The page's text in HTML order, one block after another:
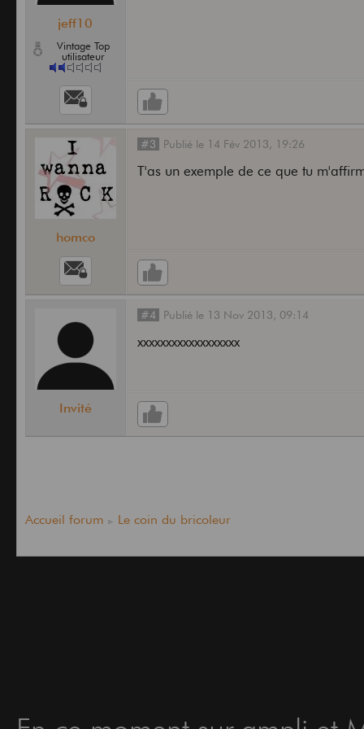
jeff10
Vintage Top
utilisateur
homco
#3 Publié le 14 Fév 2013, 19:26
T'as un exemple de ce que tu
Invité
#4 Publié le 13 Nov 2013, 09:14
xxxxxxxxxxxxxxxxxx
Accueil forum Le coin du bricoleur